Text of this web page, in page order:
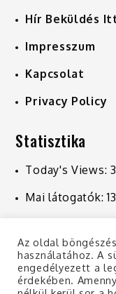
Hír Beküldés
Impresszum
Kapcsolat
Privacy Policy
Statisztika
Today's Views:
Mai látogatók:13
Last 30 Days
Last 365 Days
Az oldal
használatához. A
engedélyezett a
érdekében.